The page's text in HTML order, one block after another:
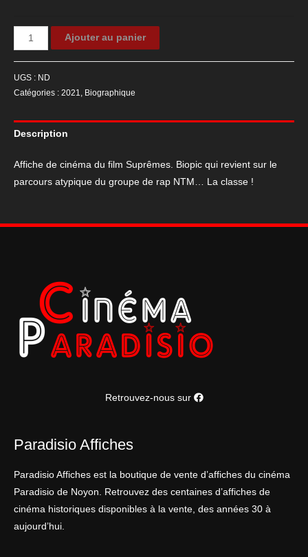
quantité
de
Suprêmes
Ajouter au panier
UGS : ND
Catégories : 2021, Biographique
Description
Affiche de cinéma du film Suprêmes. Biopic qui revient sur le
parcours atypique du groupe de rap NTM… La classe !
Retrouvez-nous sur
Paradisio Affiches
Paradisio Affiches est la boutique de vente d’affiches du cinéma
Paradisio de Noyon. Retrouvez des centaines d’affiches de
cinéma historiques disponibles à la vente, des années 30 à
aujourd’hui.